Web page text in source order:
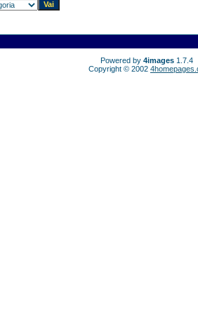
Powered by 4images 1.7.4
Copyright © 2002